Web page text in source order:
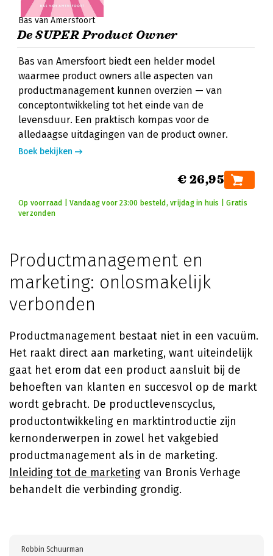
Bas van Amersfoort
De SUPER Product Owner
Bas van Amersfoort biedt een helder model
waarmee product owners alle aspecten van
productmanagement kunnen overzien — van
conceptontwikkeling tot het einde van de
levensduur. Een praktisch kompas voor de
alledaagse uitdagingen van de product owner.
Boek bekijken
€ 26,95
Op voorraad | Vandaag voor 23:00 besteld, vrijdag in huis | Gratis
verzonden
Productmanagement en
marketing: onlosmakelijk
verbonden
Productmanagement bestaat niet in een vacuüm.
Het raakt direct aan marketing, want uiteindelijk
gaat het erom dat een product aansluit bij de
behoeften van klanten en succesvol op de markt
wordt gebracht. De productlevenscyclus,
productontwikkeling en marktintroductie zijn
kernonderwerpen in zowel het vakgebied
productmanagement als in de marketing.
Inleiding tot de marketing van Bronis Verhage
behandelt die verbinding grondig.
Robbin Schuurman